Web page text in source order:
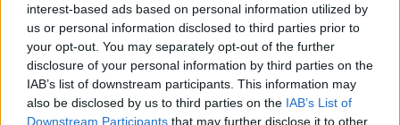
interest-based ads based on personal information utilized by
us or personal information disclosed to third parties prior to
your opt-out. You may separately opt-out of the further
disclosure of your personal information by third parties on the
IAB’s list of downstream participants. This information may
also be disclosed by us to third parties on the IAB’s List of
Downstream Participants that may further disclose it to other
00:00:30
Vaizdai iš tragiškos avarijos Vilniaus r.: dviejų moterų ir
vaiko gyvybių išgelbėti nepavyko
Žinios Lietuvos diena